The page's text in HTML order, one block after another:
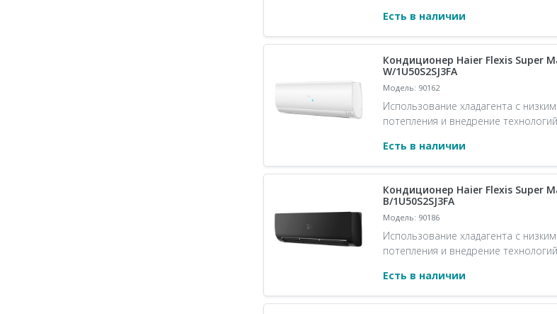
Есть в наличии
Кондиционер Haier Flexis Super
W/1U50S2SJ3FA
Модель: 90162
Использование хладагента с
потепления и внедрение
Есть в наличии
Кондиционер Haier Flexis Super
B/1U50S2SJ3FA
Модель: 90186
Использование хладагента с
потепления и внедрение
Есть в наличии